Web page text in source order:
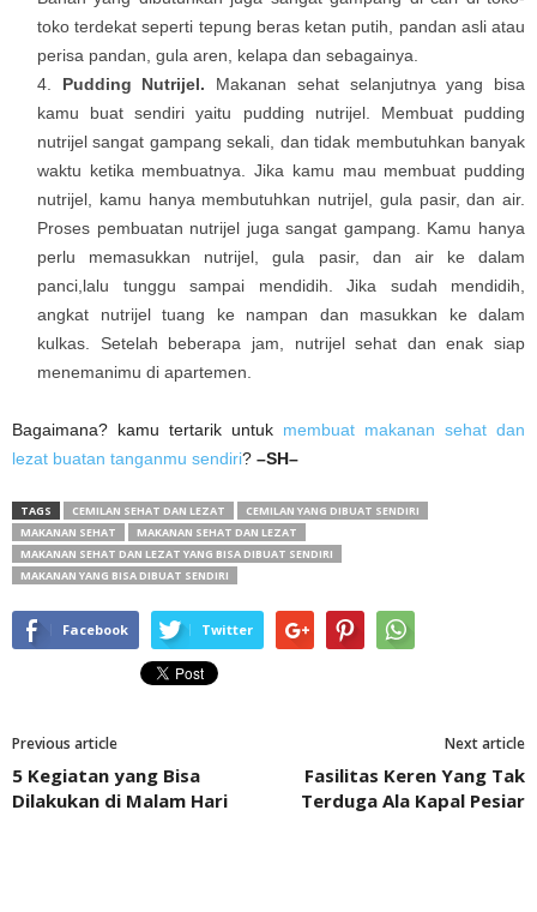
toko terdekat seperti tepung beras ketan putih, pandan asli atau
perisa pandan, gula aren, kelapa dan sebagainya.
Pudding Nutrijel. Makanan sehat selanjutnya yang bisa
kamu buat sendiri yaitu pudding nutrijel. Membuat pudding
nutrijel sangat gampang sekali, dan tidak membutuhkan banyak
waktu ketika membuatnya. Jika kamu mau membuat pudding
nutrijel, kamu hanya membutuhkan nutrijel, gula pasir, dan air.
Proses pembuatan nutrijel juga sangat gampang. Kamu hanya
perlu memasukkan nutrijel, gula pasir, dan air ke dalam
panci,lalu tunggu sampai mendidih. Jika sudah mendidih,
angkat nutrijel tuang ke nampan dan masukkan ke dalam
kulkas. Setelah beberapa jam, nutrijel sehat dan enak siap
menemanimu di apartemen.
Bagaimana? kamu tertarik untuk membuat makanan sehat dan
lezat buatan tanganmu sendiri? –SH–
TAGS CEMILAN SEHAT DAN LEZAT
CEMILAN YANG DIBUAT SENDIRI
MAKANAN SEHAT
MAKANAN SEHAT DAN LEZAT
MAKANAN SEHAT DAN LEZAT YANG BISA DIBUAT SENDIRI
MAKANAN YANG BISA DIBUAT SENDIRI
Facebook Twitter
Previous article
5 Kegiatan yang Bisa
Dilakukan di Malam Hari
Next article
Fasilitas Keren Yang Tak
Terduga Ala Kapal Pesiar